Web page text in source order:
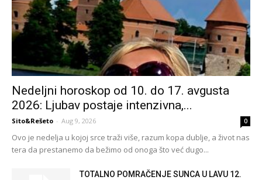
Nedeljni horoskop od 10. do 17. avgusta
2026: Ljubav postaje intenzivna,...
Sito&Rešeto - Aug 9, 2026 0
Ovo je nedelja u kojoj srce traži više, razum kopa dublje, a život nas
tera da prestanemo da bežimo od onoga što već dugo...
TOTALNO POMRAČENJE SUNCA U LAVU 12.